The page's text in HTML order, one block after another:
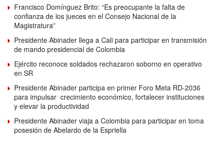
Francisco Domínguez Brito: “Es preocupante la falta de
confianza de los jueces en el Consejo Nacional de la
Magistratura”
Presidente Abinader llega a Cali para participar en transmisión
de mando presidencial de Colombia
Ejército reconoce soldados rechazaron soborno en operativo
en SR
Presidente Abinader participa en primer Foro Meta RD-2036
para impulsar crecimiento económico, fortalecer instituciones
y elevar la productividad
Presidente Abinader viaja a Colombia para participar en toma
posesión de Abelardo de la Espriella